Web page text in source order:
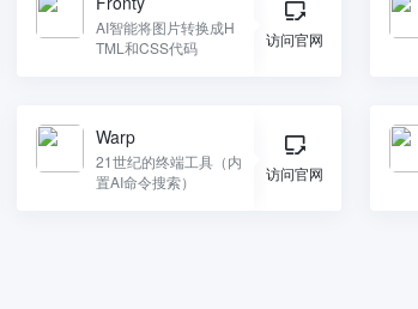
AI智能将图片转换成H
TML和CSS代码
访问官网
Warp
21世纪的终端工具（内
置AI命令搜索）
访问官网